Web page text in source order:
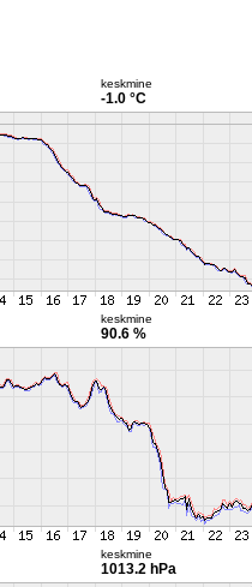
keskmine
-1.0 °C
keskmine
90.6 %
keskmine
1013.2 hPa